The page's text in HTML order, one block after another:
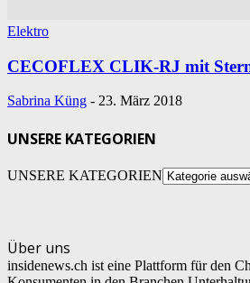
Elektro
CECOFLEX CLIK-RJ mit
Sabrina Küng - 23. März 2018
UNSERE KATEGORIEN
UNSERE KATEGORIEN
Über uns
insidenews.ch ist eine Plattform für den